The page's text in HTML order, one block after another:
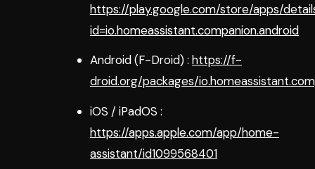
https://play.google.com/store/apps/
id=io.homeassistant.companion.android
Android (F-Droid) : https://f-
droid.org/packages/
iOS / iPadOS :
https://apps.apple.com/app/home-
assistant/id1099568401